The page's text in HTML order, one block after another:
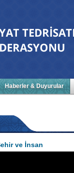
Haberler & Duyurular
ve İnsan